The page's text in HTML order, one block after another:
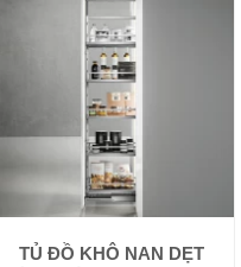
TỦ ĐỒ KHÔ NAN DẸT